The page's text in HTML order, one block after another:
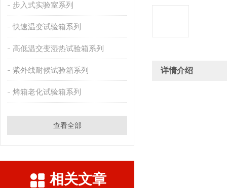
步入式实验室系列
快速温变试验箱系列
高低温交变湿热试验箱系列
紫外线耐候试验箱系列
烤箱老化试验箱系列
查看全部
相关文章
详情介绍